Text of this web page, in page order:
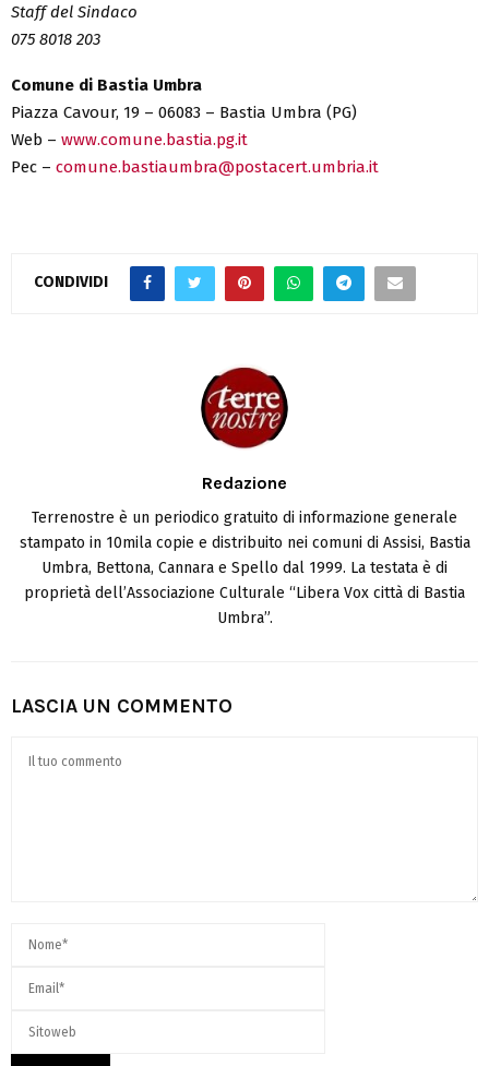
Staff del Sindaco
075 8018 203
Comune di Bastia Umbra
Piazza Cavour, 19 – 06083 – Bastia Umbra (PG)
Web – www.comune.bastia.pg.it
Pec – comune.bastiaumbra@postacert.umbria.it
CONDIVIDI
Redazione
Terrenostre è un periodico gratuito di informazione generale
stampato in 10mila copie e distribuito nei comuni di Assisi, Bastia
Umbra, Bettona, Cannara e Spello dal 1999. La testata è di
proprietà dell’Associazione Culturale “Libera Vox città di Bastia
Umbra”.
LASCIA UN COMMENTO